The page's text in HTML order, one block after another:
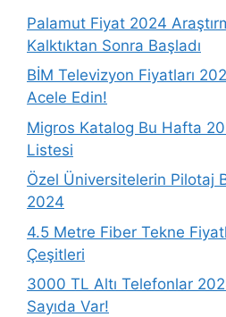
Palamut Fiyat 2024
Kalktıktan Sonra Başladı
BİM Televizyon Fiyatları
Acele Edin!
Migros Katalog Bu Hafta
Listesi
Özel Üniversitelerin Pilotaj
2024
4.5 Metre Fiber Tekne
Çeşitleri
3000 TL Altı Telefonlar
Sayıda Var!